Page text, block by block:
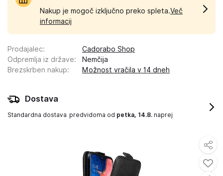
Nakup je mogoč izključno preko spleta.Več
informacij
Prodajalec:
Cadorabo Shop
Odpremlja iz države:
Nemčija
Brezskrben nakup: Možnost vračila v 14 dneh
Dostava
Standardna dostava predvidoma od petka, 14.8. naprej